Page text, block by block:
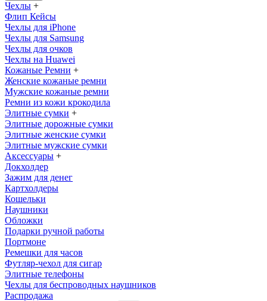
Чехлы +
Флип Кейсы
Чехлы для iPhone
Чехлы для Samsung
Чехлы для очков
Чехлы на Huawei
Кожаные Ремни +
Женские кожаные ремни
Мужские кожаные ремни
Ремни из кожи крокодила
Элитные сумки +
Элитные дорожные сумки
Элитные женские сумки
Элитные мужские сумки
Аксессуары +
Докхолдер
Зажим для денег
Картхолдеры
Кошельки
Наушники
Обложки
Подарки ручной работы
Портмоне
Ремешки для часов
Футляр-чехол для сигар
Элитные телефоны
Чехлы для беспроводных наушников
Распродажа